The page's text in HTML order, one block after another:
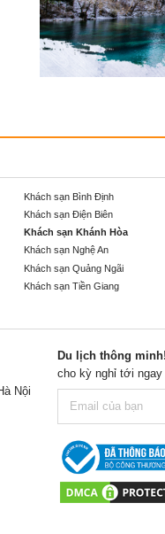
Khách sạn Bình Định
Khách sạn Điện Biên
Khách sạn Khánh Hòa
Khách sạn Nghệ An
Khách sạn Quảng Ngãi
Khách sạn Tiền Giang
Nội
Du lịch thông minh!
cho kỳ nghỉ tới